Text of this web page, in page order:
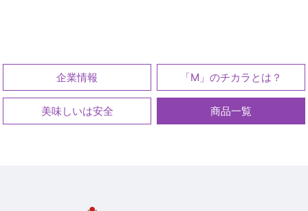
企業情報 「M」のチカラとは？
美味しいは安全 商品一覧